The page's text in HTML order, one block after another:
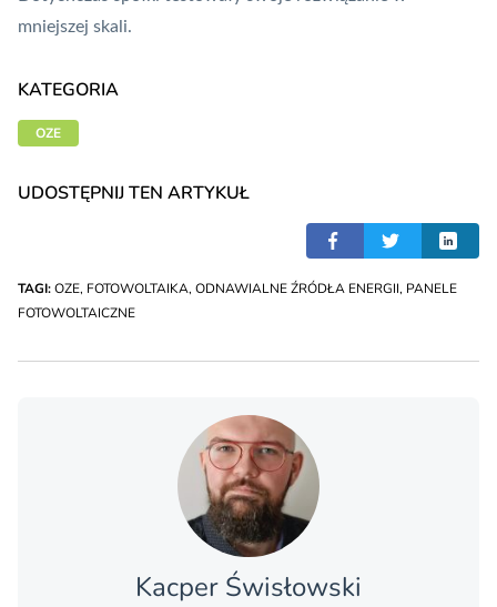
mniejszej skali.
KATEGORIA
OZE
UDOSTĘPNIJ TEN ARTYKUŁ
TAGI:OZE, FOTOWOLTAIKA, ODNAWIALNE ŹRÓDŁA ENERGII, PANELE
FOTOWOLTAICZNE
Kacper Świsło­wski